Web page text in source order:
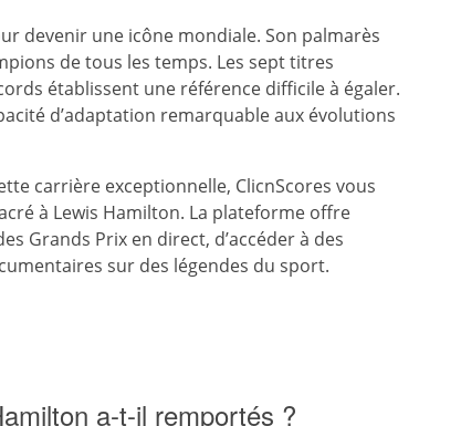
devenir une icône mondiale. Son palmarès
de tous les temps. Les sept titres
établissent une référence difficile à égaler.
d’adaptation remarquable aux évolutions
carrière exceptionnelle, ClicnScores vous
à Lewis Hamilton. La plateforme offre
Grands Prix en direct, d’accéder à des
sur des légendes du sport.
a-t-il remportés ?